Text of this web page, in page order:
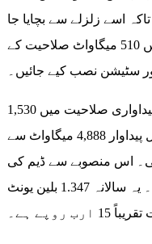
ہے تاکہ اسے زلزلے سے بچایا جا
سکے، اس کے ساتھ ساتھ ہر ایک میں 510 میگاواٹ صلاحیت کے
سٹیشن نصب کیے جائیں۔
اس منصوبے سے ڈیم کی بجلی کی پیداواری صلاحیت میں 1,530
میگاواٹ کا اضافہ ہوگا اور اس کی کل پیداوار 4,888 میگاواٹ سے
گی۔ اس منصوبے سے ڈیم کی
زندگی بھی 50 سال تک بڑھ جائے گی۔ یہ سالانہ 1.347 بلین یونٹ
روپے ہے۔